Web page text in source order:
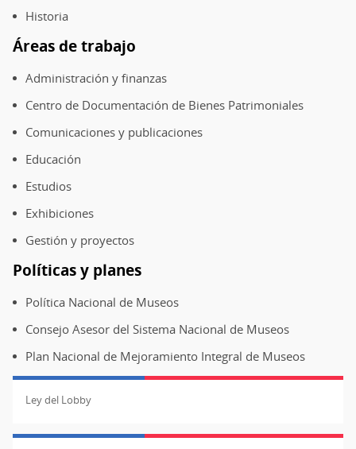
Historia
Áreas de trabajo
Administración y finanzas
Centro de Documentación de Bienes Patrimoniales
Comunicaciones y publicaciones
Educación
Estudios
Exhibiciones
Gestión y proyectos
Políticas y planes
Política Nacional de Museos
Consejo Asesor del Sistema Nacional de Museos
Plan Nacional de Mejoramiento Integral de Museos
Ley del Lobby